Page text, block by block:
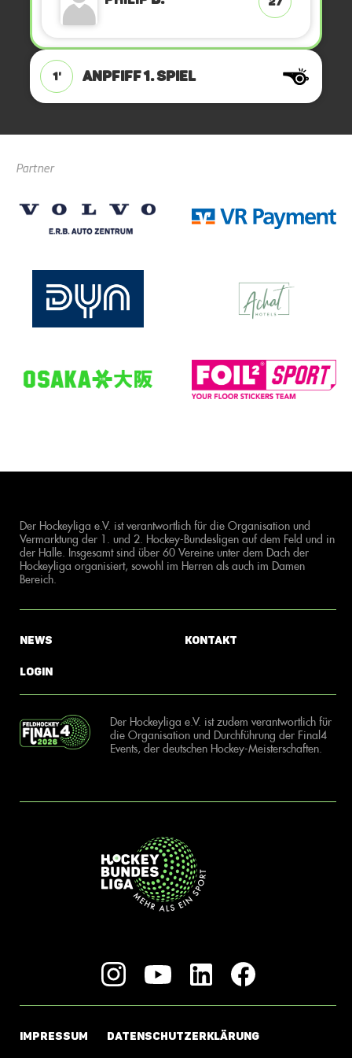
1' ANPFIFF 1. Spiel
Partner
Der Hockeyliga e.V. ist verantwortlich für die Organisation und
Vermarktung der 1. und 2. Hockey-Bundesligen auf dem Feld und in
der Halle. Insgesamt sind über 60 Vereine unter dem Dach der
Hockeyliga organisiert, sowohl im Herren als auch im Damen
Bereich.
News
Login
Kontakt
Der Hockeyliga e.V. ist zudem verantwortlich für
die Organisation und Durchführung der Final4
Events, der deutschen Hockey-Meisterschaften.
IMPRESSUM DATENSCHUTZERKLÄRUNG